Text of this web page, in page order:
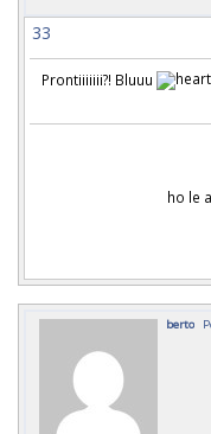
33
Prontiiiiiii?! Bluuu
ho le
berto